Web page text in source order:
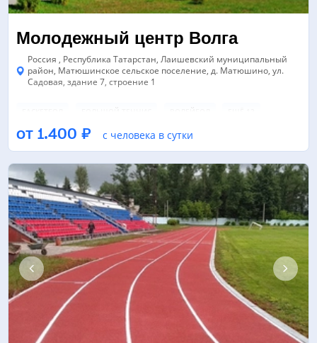
Молодежный центр Волга
Россия , Республика Татарстан, Лаишевский муниципальный
район, Матюшинское сельское поселение, д. Матюшино, ул.
Садовая, здание 7, строение 1
БОЛЬШОЙ ТЕННИС ВОЛЕЙБОЛ
БАССЕЙН БЕГОВАЯ ДОРОЖКА НАСТОЛЬНЫЙ ТЕННИС
от 1.400 ₽ с человека в сутки